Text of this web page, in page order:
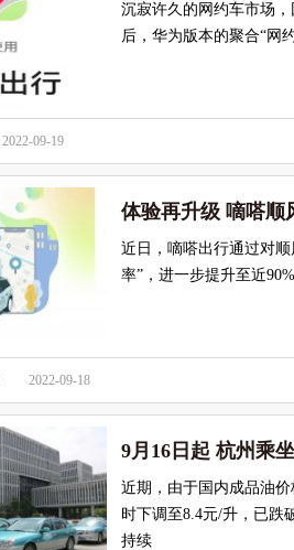
沉寂许久的网约车市场
后，华为版本的聚合“网
2022-09-19
体验再升级 嘀嗒顺
近日，嘀嗒出行通过对
率”，进一步提升至近
2022-09-18
9月16日起 杭州乘
近期，由于国内成品油
时下调至8.4元/升，已跌
持续